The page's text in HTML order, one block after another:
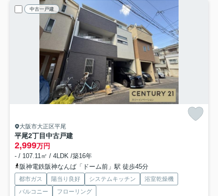
中古一戸建
大阪市大正区平尾
平尾2丁目中古戸建
2,999万円
- / 107.11㎡ / 4LDK /築16年
阪神電鉄阪神なんば「ドーム前」駅 徒歩45分
都市ガス 陽当り良好 システムキッチン
浴室乾燥機
バルコニー
フローリング